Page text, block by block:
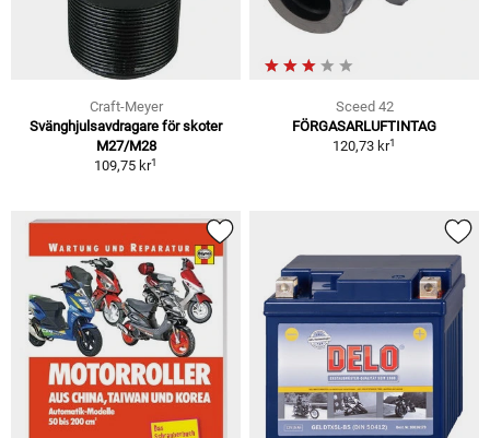
Craft-Meyer
Svänghjulsavdragare för skoter
M27/M28
109,75 kr1
Sceed 42
FÖRGASARLUFTINTAG
120,73 kr1